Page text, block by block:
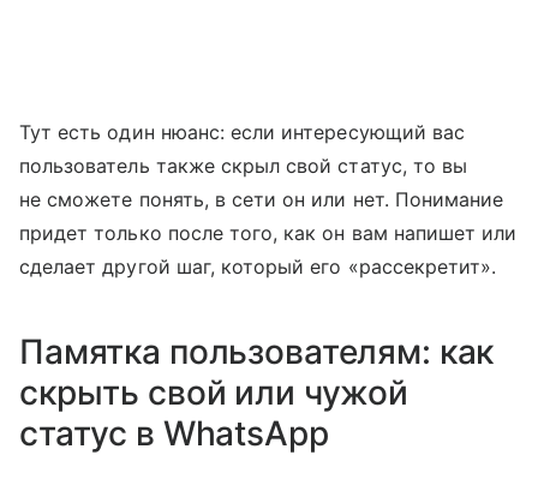
Тут есть один нюанс: если интересующий вас
пользователь также скрыл свой статус, то вы
не сможете понять, в сети он или нет. Понимание
придет только после того, как он вам напишет или
сделает другой шаг, который его «рассекретит».
Памятка пользователям: как
скрыть свой или чужой
статус в WhatsApp